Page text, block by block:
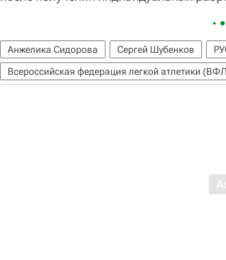
Анжелика Сидорова Сергей Шубенков
Всероссийская федерация легкой атлетики